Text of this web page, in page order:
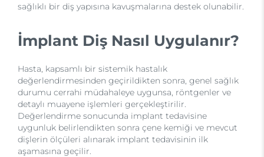
sağlıklı bir diş yapısına kavuşmalarına destek olunabilir.
İmplant Diş Nasıl Uygulanır?
Hasta, kapsamlı bir sistemik hastalık
değerlendirmesinden geçirildikten sonra, genel sağlık
durumu cerrahi müdahaleye uygunsa, röntgenler ve
detaylı muayene işlemleri gerçekleştirilir.
Değerlendirme sonucunda implant tedavisine
uygunluk belirlendikten sonra çene kemiği ve mevcut
dişlerin ölçüleri alınarak implant tedavisinin ilk
aşamasına geçilir.